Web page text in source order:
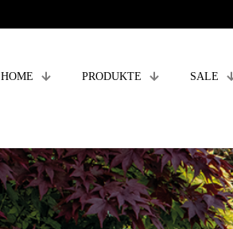
HOME PRODUKTE SALE